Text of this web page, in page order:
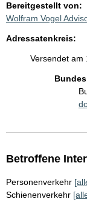
Bereitgestellt von:
Wolfram Vogel
Adressatenkreis:
Versendet am
Betroffene
Personenverkehr
Schienenverkehr